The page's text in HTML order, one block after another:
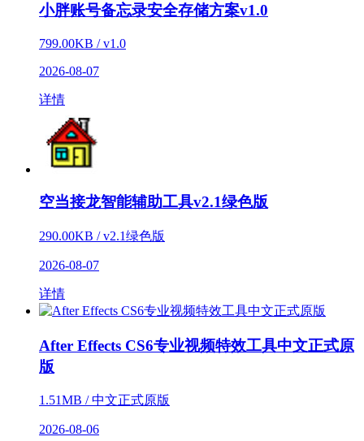
小胖账号备忘录安全存储方案v1.0
799.00KB / v1.0
2026-08-07
详情
空当接龙智能辅助工具v2.1绿色版
290.00KB / v2.1绿色版
2026-08-07
详情
After Effects CS6专业视频特效工具中文正式原
版
1.51MB / 中文正式原版
2026-08-06